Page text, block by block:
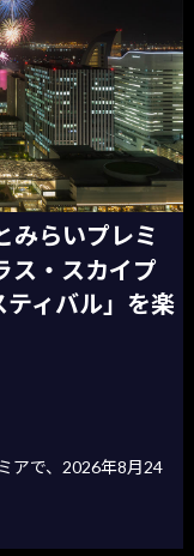
みらいプレミ
・スカイプ
ィバル」を楽
アで、2026年8月24